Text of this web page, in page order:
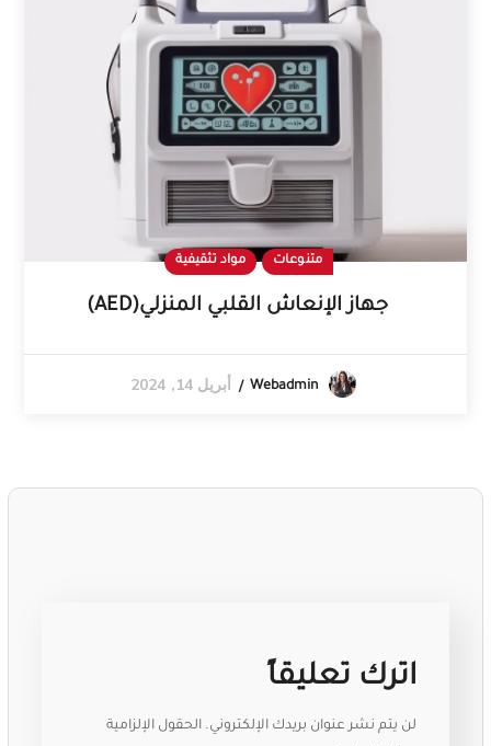
متنوعات مواد تثقيفية
جهاز الإنعاش القلبي المنزلي(AED)
Webadmin أبريل 14, 2024
اترك تعليقاً
لن يتم نشر عنوان بريدك الإلكتروني. الحقول الإلزامية